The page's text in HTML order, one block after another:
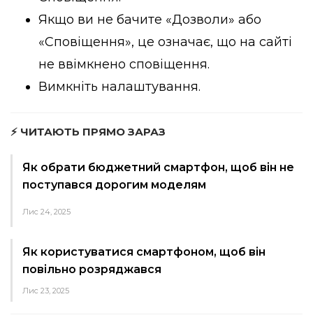
Якщо ви не бачите «Дозволи» або
«Сповіщення», це означає, що на сайті
не ввімкнено сповіщення.
Вимкніть налаштування.
⚡ ЧИТАЮТЬ ПРЯМО ЗАРАЗ
Як обрати бюджетний смартфон, щоб він не
поступався дорогим моделям
Лис 24, 2025
Як користуватися смартфоном, щоб він
повільно розряджався
Лис 23, 2025